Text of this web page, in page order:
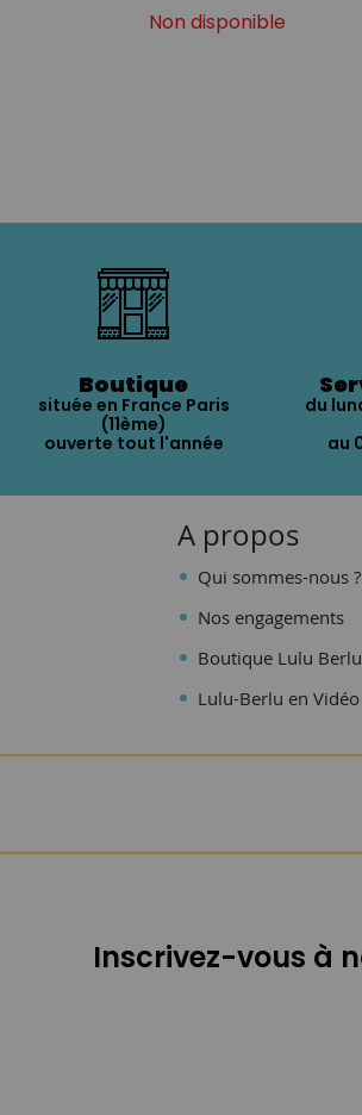
Non disponible
Boutique
située en France Paris
(11ème)
ouverte tout l'année
du
au
A propos
Qui sommes-nous ?
Nos engagements
Boutique Lulu Berlu
Lulu-Berlu en Vidéo
Inscrivez-vous à